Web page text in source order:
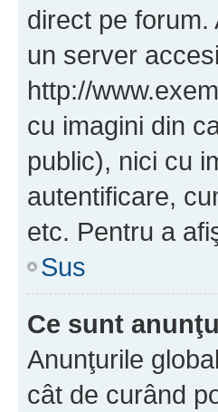
direct pe
un server
http://
cu imagini din
public), nici cu
autentificare,
etc. Pentru a
Sus
Ce sunt
Anunţurile
cât de curând